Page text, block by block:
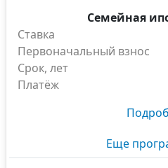
Семейная
Ставка
Первоначальный взнос
Срок, лет
Платёж
Еще